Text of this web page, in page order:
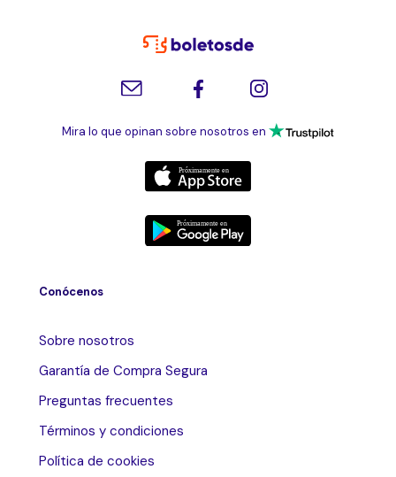
Mira lo que opinan sobre nosotros en
Conócenos
Sobre nosotros
Garantía de Compra Segura
Preguntas frecuentes
Términos y condiciones
Política de cookies